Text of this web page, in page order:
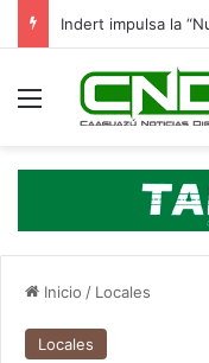
Menú
Inicio / Locales
Locales